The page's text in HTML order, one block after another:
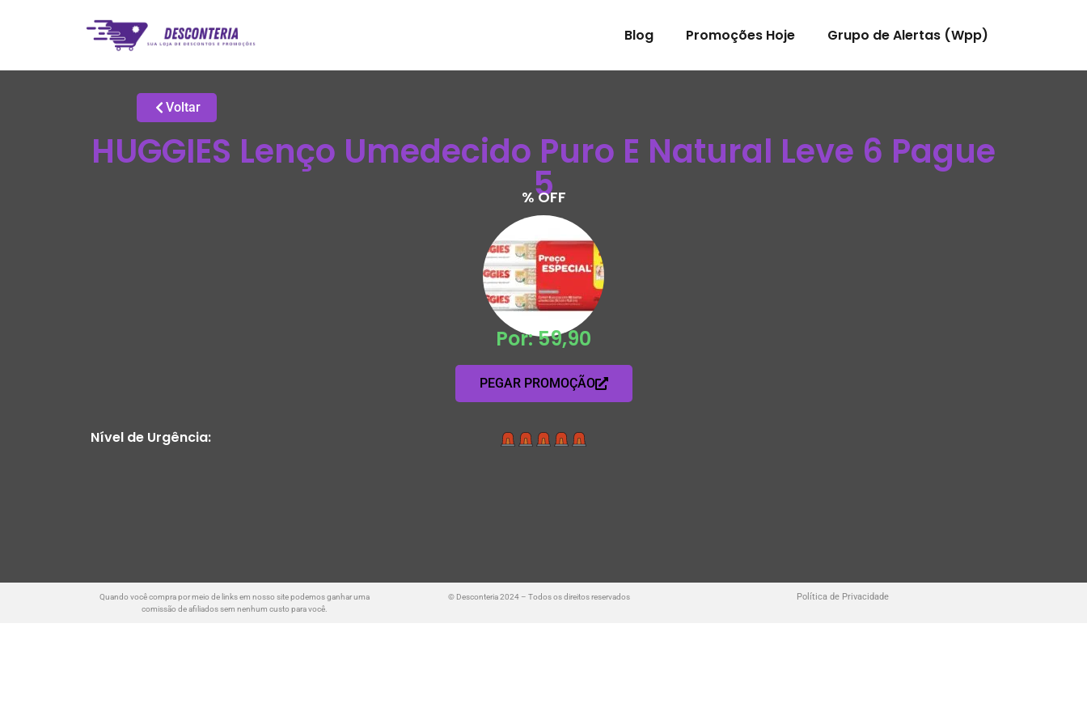
Blog Promoções Hoje Grupo de Alertas (Wpp)
Voltar
HUGGIES Lenço Umedecido Puro E Natural Leve 6 Pague
5
% OFF
Por: 59,90
PEGAR PROMOÇÃO
Nível de Urgência:
Quando você compra por meio de links em nosso site podemos ganhar uma
comissão de afiliados sem nenhum custo para você.
© Desconteria 2024 – Todos os direitos reservados Política de Privacidade